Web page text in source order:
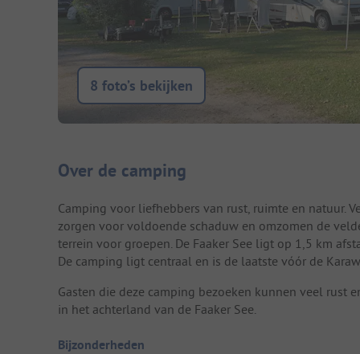
8 foto’s bekijken
Camping introductie
Over de camping
Camping voor liefhebbers van rust, ruimte en natuur.
zorgen voor voldoende schaduw en omzomen de
terrein voor groepen. De Faaker See ligt op 1,5 km
De camping ligt centraal en is de laatste vóór de
Gasten die deze camping bezoeken kunnen veel rust
in het achterland van de Faaker See.
Bijzonderheden